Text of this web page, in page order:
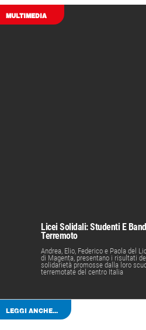
MULTIMEDIA
Licei Solidali: Studenti E Band
Terremoto
Andrea, Elio, Federico e Paola del
di Magenta, presentano i risultati
solidarietà promosse dalla loro
terremotate del centro Italia
LEGGI ANCHE...